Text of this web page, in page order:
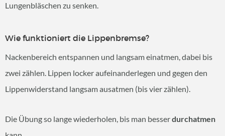
Lungenbläschen zu senken.
Wie funktioniert die Lippenbremse?
Nackenbereich entspannen und langsam einatmen, dabei bis
zwei zählen. Lippen locker aufeinanderlegen und gegen den
Lippenwiderstand langsam ausatmen (bis vier zählen).
Die Übung so lange wiederholen, bis man besserdurchatmen